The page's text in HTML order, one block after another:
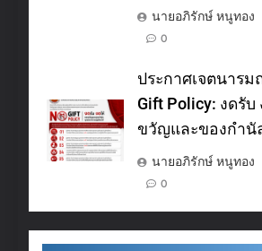
นายอภิรักษ์ หนูทอง
0
ประกาศเจตนาร
Gift Policy: งดรับ
ขวัญและของกำนั
นายอภิรักษ์ หนูทอง
0